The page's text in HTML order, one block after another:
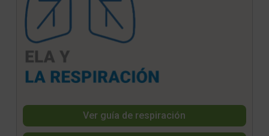
Ver guía de respiración